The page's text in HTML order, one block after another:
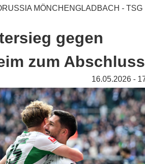
MÖNCHENGLADBACH - TSG
gegen
zum Abschluss
16.05.2026 -